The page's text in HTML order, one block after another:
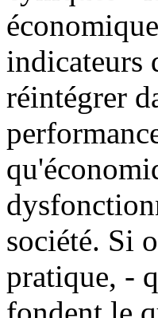
indicateurs
réintégrer
société. Si
pratique, -